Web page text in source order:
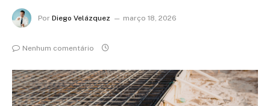
Por Diego Velázquez março 18, 2026
Nenhum comentário